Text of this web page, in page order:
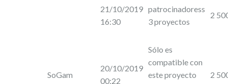
21/10/2019
16:30
patrocinadoress
3 proyectos
2
SoGam
20/10/2019
00:22
Sólo es
compatible con
este proyecto
2